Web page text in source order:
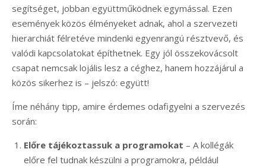
segítséget, jobban együttműködnek egymással. Ezen
események közös élményeket adnak, ahol a szervezeti
hierarchiát félretéve mindenki egyenrangú résztvevő, és
valódi kapcsolatokat építhetnek. Egy jól összekovácsolt
csapat nemcsak lojális lesz a céghez, hanem hozzájárul a
közös sikerhez is – jelszó: együtt!
Íme néhány tipp, amire érdemes odafigyelni a szervezés
során:
Előre tájékoztassuk a programokat – A kollégák
előre fel tudnak készülni a programokra, például